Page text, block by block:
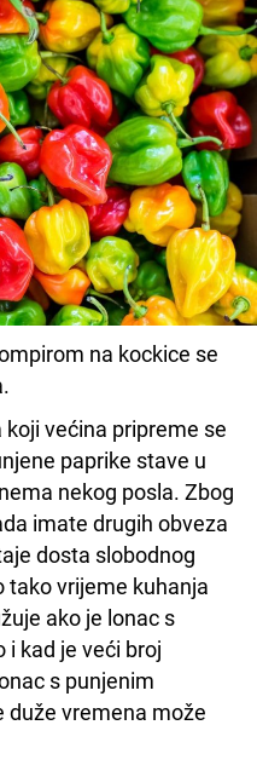
na kockice se
većina pripreme se
paprike stave u
nekog posla. Zbog
imate drugih obveza
dosta slobodnog
tako vrijeme kuhanja
ako je lonac s
kad je veći broj
s punjenim
duže vremena može